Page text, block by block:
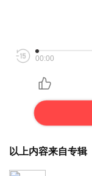
00:00
以上内容来自专辑